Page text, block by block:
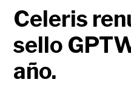
Celeris
sello
año.